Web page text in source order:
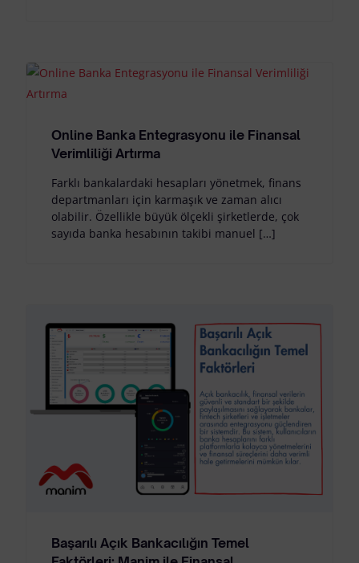
Online Banka Entegrasyonu ile Finansal
Verimliliği Artırma
Farklı bankalardaki hesapları yönetmek, finans
departmanları için karmaşık ve zaman alıcı
olabilir. Özellikle büyük ölçekli şirketlerde, çok
sayıda banka hesabının takibi manuel […]
Başarılı Açık Bankacılığın Temel